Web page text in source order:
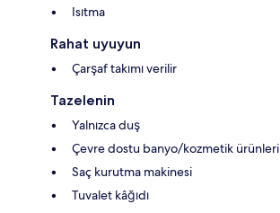
Isıtma
Rahat uyuyun
Çarşaf takımı verilir
Tazelenin
Yalnızca duş
Çevre dostu banyo/kozmetik ürünleri
Saç kurutma makinesi
Tuvalet kâğıdı